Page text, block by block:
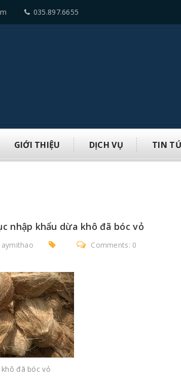
035.897.6655
GIỚI THIỆU DỊCH VỤ TIN
nhập khẩu dừa khô đã bóc vỏ
aymithao Comments: 0
đã bóc vỏ